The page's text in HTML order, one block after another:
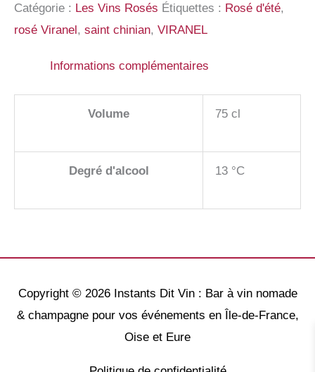
Catégorie : Les Vins Rosés Étiquettes : Rosé d'été,
rosé Viranel, saint chinian, VIRANEL
Informations complémentaires
Volume 75 cl
Degré d'alcool 13 °C
Copyright © 2026 Instants Dit Vin : Bar à vin nomade
& champagne pour vos événements en Île-de-France,
Oise et Eure